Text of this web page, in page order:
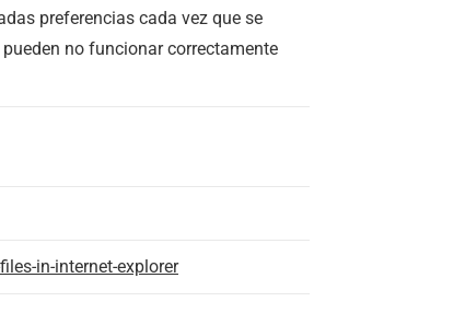
preferencias cada vez que se
no funcionar correctamente
in-internet-explorer